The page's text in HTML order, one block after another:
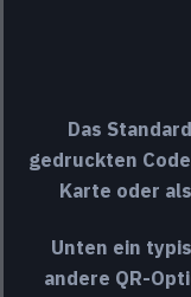
Das
gedruckten
Karte oder
Unten ein
andere QR-